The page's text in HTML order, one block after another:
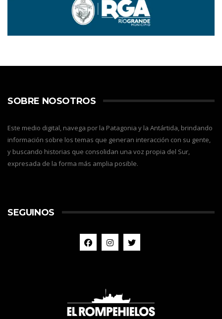
SOBRE NOSOTROS
Este medio digital, navega por la Patagonia y la Antártida, brindando
información sobre los temas que generan interacción con su gente,
y buscando historias que consolidan una voz propia del Sur,
expresada de la forma más amplia posible.
SEGUINOS